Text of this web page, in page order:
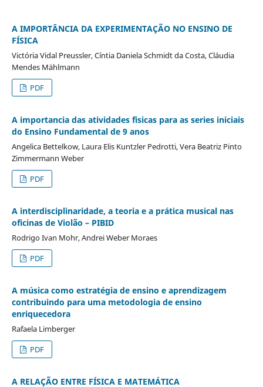
A IMPORTÂNCIA DA EXPERIMENTAÇÃO NO ENSINO DE
FÍSICA
Victória Vidal Preussler, Cíntia Daniela Schmidt da Costa, Cláudia
Mendes Mählmann
PDF
A importancia das atividades fisicas para as series iniciais
do Ensino Fundamental de 9 anos
Angelica Bettelkow, Laura Elis Kuntzler Pedrotti, Vera Beatriz Pinto
Zimmermann Weber
PDF
A interdisciplinaridade, a teoria e a prática musical nas
oficinas de Violão – PIBID
Rodrigo Ivan Mohr, Andrei Weber Moraes
PDF
A música como estratégia de ensino e aprendizagem
contribuindo para uma metodologia de ensino
enriquecedora
Rafaela Limberger
PDF
A RELAÇÃO ENTRE FÍSICA E MATEMÁTICA